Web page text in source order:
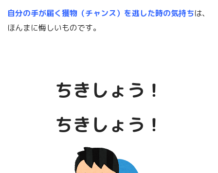
自分の手が届く獲物（チャンス）を逃した時の気持ちは、
ほんまに悔しいものです。
ちきしょう！
ちきしょう！